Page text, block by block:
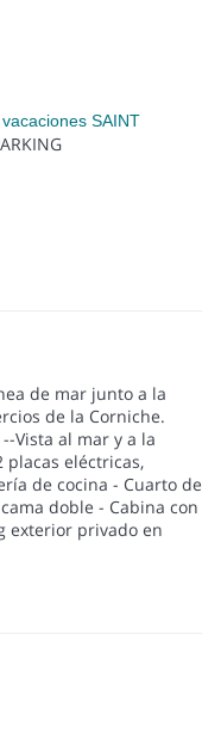
SAINT
de mar junto a la
de la Corniche.
Vista al mar y a la
placas eléctricas,
de cocina - Cuarto de
doble - Cabina con
exterior privado en